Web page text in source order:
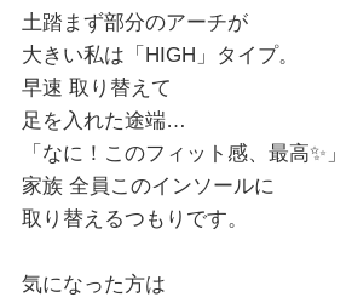
土踏まず部分のアーチが
大きい私は「HIGH」タイプ。
早速 取り替えて
足を入れた途端…
「なに！このフィット感、最高✨」
家族 全員このインソールに
取り替えるつもりです。
気になった方は